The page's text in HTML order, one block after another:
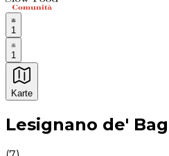
1
1
Karte
Unvergessliche kulinarische
Lesignano de'